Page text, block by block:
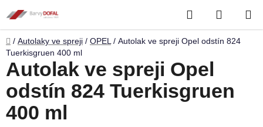
na
obsah
Hledat
KOŠÍK
Domů
/ Autolaky ve spreji / OPEL / Autolak ve spreji Opel odstín 824
Tuerkisgruen 400 ml
Autolak ve spreji Opel
odstín 824 Tuerkisgruen
400 ml